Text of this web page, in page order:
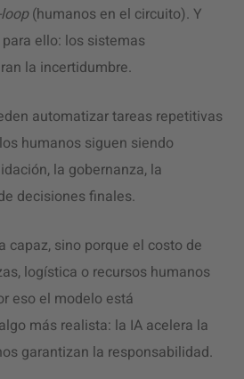
(humanos en el circuito). Y
ello: los sistemas
la incertidumbre.
automatizar tareas repetitivas
humanos siguen siendo
la gobernanza, la
decisiones finales.
capaz, sino porque el costo de
logística o recursos humanos
eso el modelo está
más realista: la IA acelera la
garantizan la responsabilidad.